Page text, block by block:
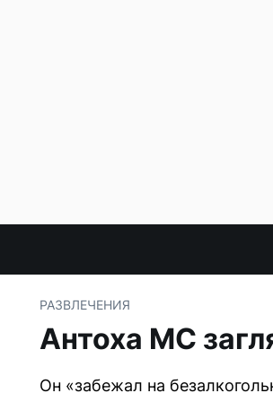
РАЗВЛЕЧЕНИЯ
Антоха МС
Он «забежал на